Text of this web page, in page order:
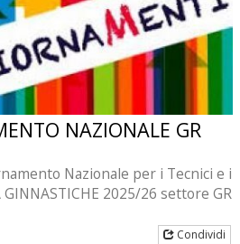
NAZIONALE GR
Nazionale per i Tecnici e i
GINNASTICHE 2025/26 settore GR
Condividi